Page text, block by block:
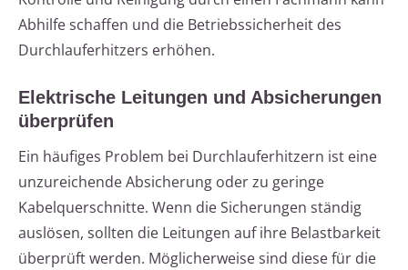
Abhilfe schaffen und die Betriebssicherheit des
Durchlauferhitzers erhöhen.
Elektrische Leitungen und Absicherungen
überprüfen
Ein häufiges Problem bei Durchlauferhitzern ist eine
unzureichende Absicherung oder zu geringe
Kabelquerschnitte. Wenn die Sicherungen ständig
auslösen, sollten die Leitungen auf ihre Belastbarkeit
überprüft werden. Möglicherweise sind diese für die